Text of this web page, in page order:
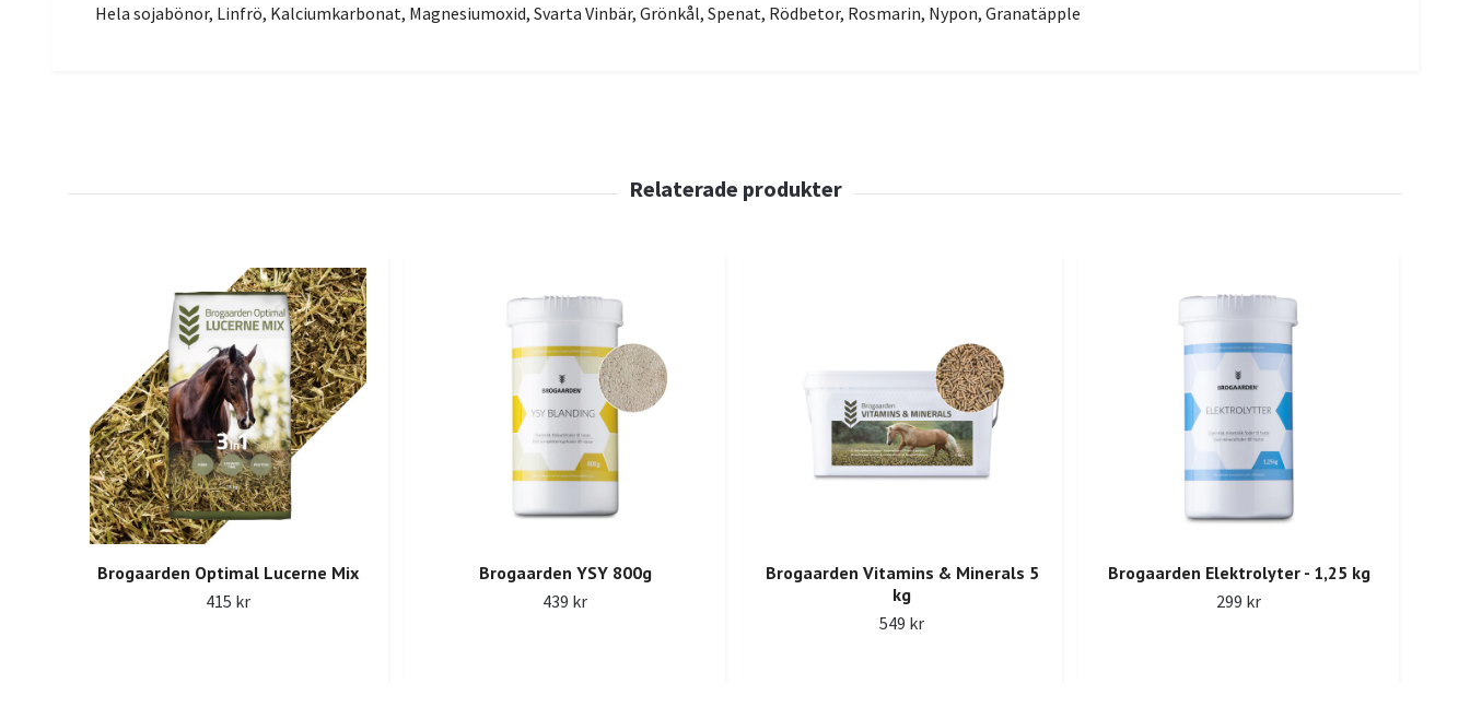
Hela sojabönor, Linfrö, Kalciumkarbonat, Magnesiumoxid, Svarta Vinbär, Grönkål, Spenat, Rödbetor, Rosmarin, Nypon, Granatäpple
Brogaarden Optimal Lucerne Mix
415 kr
Brogaarden YSY 800g
439 kr
Brogaarden Vitamins & Minerals 5
kg
549 kr
Brogaarden Elektrolyter - 1,25 kg
299 kr